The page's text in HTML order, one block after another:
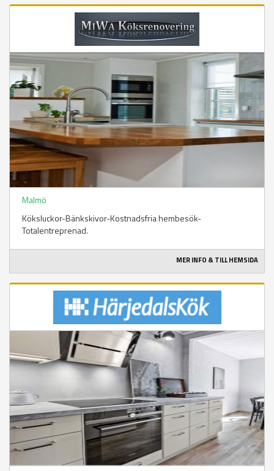
Malmö
Köksluckor-Bänkskivor-Kostnadsfria hembesök-
Totalentreprenad.
MER INFO & TILL HEMSIDA